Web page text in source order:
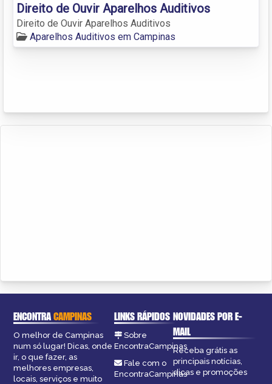
Direito de Ouvir Aparelhos Auditivos
Direito de Ouvir Aparelhos Auditivos
Aparelhos Auditivos em Campinas
ENCONTRACAMPINAS
O melhor de Campinas
num só lugar! Dicas, onde
ir, o que fazer, as
melhores empresas,
locais, serviços e muito
LINKS RÁPIDOS
Sobre
EncontraCampinas
Fale com o
EncontraCampinas
NOVIDADES POR E-
MAIL
Receba grátis as
principais notícias,
dicas e promoções